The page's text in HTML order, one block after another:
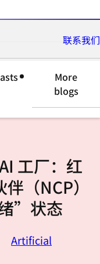
联系我们
More
blogs
工厂：红
（NCP）
”状态
Artificial